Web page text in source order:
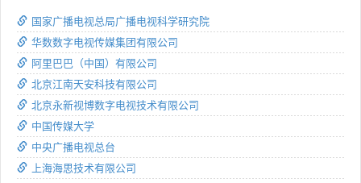
国家广播电视总局广播电视科学研究院
华数数字电视传媒集团有限公司
阿里巴巴（中国）有限公司
北京江南天安科技有限公司
北京永新视博数字电视技术有限公司
中国传媒大学
中央广播电视总台
上海海思技术有限公司